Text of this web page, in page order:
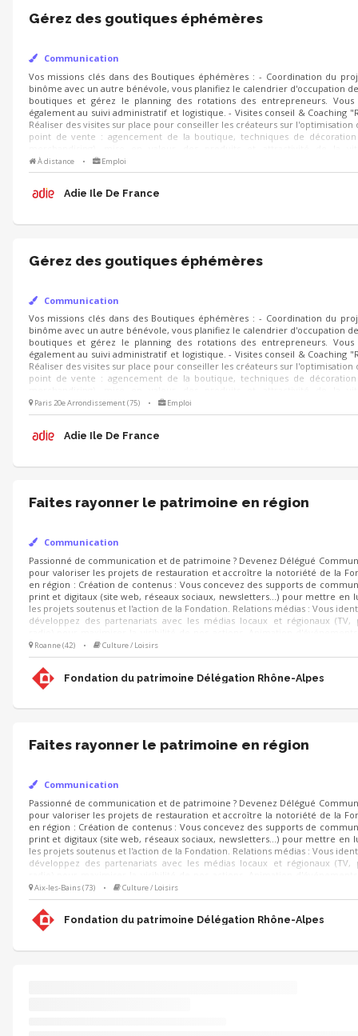
Gérez des goutiques éphémères
Communication
Vos missions clés dans des Boutiques éphémères : - Coordination du
autre bénévole, vous planifiez le calendrier d'occupation des deux
rotations des entrepreneurs. Vous veillez également au suivi
conseil & Coaching "Retail" : Réaliser des visites sur place pour
l'optimisation de leur point de vente : agencement de la boutique,
merchandising), mise en valeur des produits et attractivité de la
À distance • Emploi
Adie Ile De France
Gérez des goutiques éphémères
Communication
Vos missions clés dans des Boutiques éphémères : - Coordination du
autre bénévole, vous planifiez le calendrier d'occupation des deux
rotations des entrepreneurs. Vous veillez également au suivi
conseil & Coaching "Retail" : Réaliser des visites sur place pour
l'optimisation de leur point de vente : agencement de la boutique,
merchandising), mise en valeur des produits et attractivité de la
Paris 20e Arrondissement (75) • Emploi
Adie Ile De France
Faites rayonner le patrimoine en région
Communication
Passionné de communication et de patrimoine ? Devenez Délégué
projets de restauration et accroître la notoriété de la Fondation en
Vous concevez des supports de communication print et digitaux
newsletters...) pour mettre en lumière les projets soutenus et l'action
médias : Vous identifiez et développez des partenariats avec les
presse, radio) pour maximiser la visibilité de nos actions. Animation
Roanne (42) • Culture / Loisirs
Fondation du patrimoine Délégation Rhône-Alpes
Faites rayonner le patrimoine en région
Communication
Passionné de communication et de patrimoine ? Devenez Délégué
projets de restauration et accroître la notoriété de la Fondation en
Vous concevez des supports de communication print et digitaux
newsletters...) pour mettre en lumière les projets soutenus et l'action
médias : Vous identifiez et développez des partenariats avec les
presse, radio) pour maximiser la visibilité de nos actions. Animation
Aix-les-Bains (73) • Culture / Loisirs
Fondation du patrimoine Délégation Rhône-Alpes